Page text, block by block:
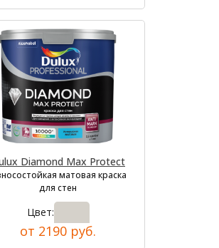
Diamond Max Protect
матовая краска
для стен
Цвет:
от 2190 руб.